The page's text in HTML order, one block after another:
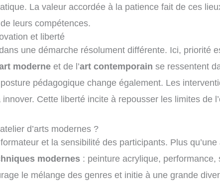
La valeur accordée à la patience fait de ces
leurs compétences.
et liberté
une démarche résolument différente. Ici, priorité
moderne et de l’art contemporain se ressentent
pédagogique change également. Les
Cette liberté incite à repousser les limites de
d’arts modernes ?
et la sensibilité des participants. Plus
modernes : peinture acrylique,
le mélange des genres et initie à une grande